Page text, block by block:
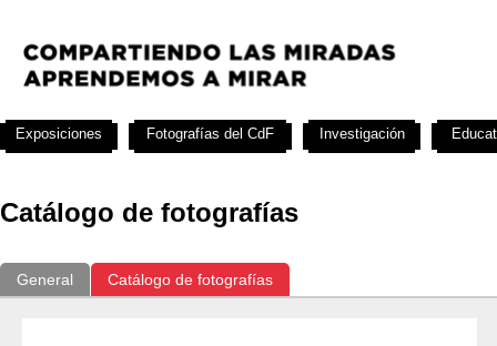
Catálogo de fotografías
General Catálogo de fotografías
Exposiciones Fotografías del CdF Investigación